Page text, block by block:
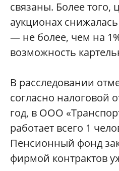
связаны. Более того,
аукционах
— не более, чем на
возможность
В расследовании
согласно налоговой
год, в ООО
работает всего 1
Пенсионный фонд
фирмой контрактов